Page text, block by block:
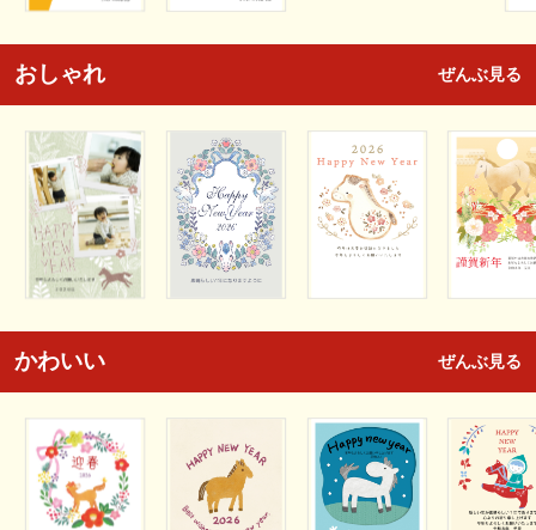
おしゃれ ぜんぶ見る
かわいい ぜんぶ見る